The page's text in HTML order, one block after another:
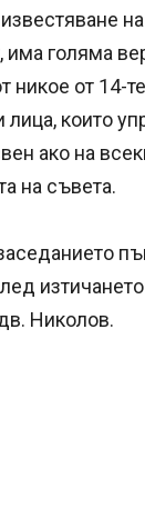
има голяма
никое от 14-
лица, които
ако на
на съвета.
Николов.